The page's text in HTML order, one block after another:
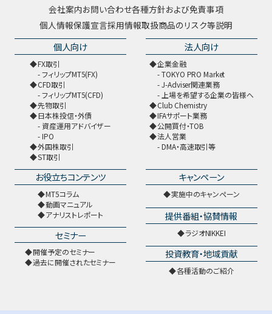
会社案内お問い合わせ各種方針および免責事項
個人情報保護宣言採用情報取扱商品のリスク等説明
個人向け
FX取引
フィリップMT5(FX)
CFD取引
フィリップMT5(CFD)
先物取引
日本株投信・外債
資産運用アドバイザー
IPO
外国株取引
ST取引
法人向け
企業金融
TOKYO PRO Market
J-Adviser関連業務
上場を希望する企業の皆様へ
Club Chemistry
IFAサポート業務
公開買付・TOB
法人営業
DMA・高速取引等
お役立ちコンテンツ
MT5コラム
動画マニュアル
アナリストレポート
セミナー
開催予定のセミナー
過去に開催されたセミナー
キャンペーン
実施中のキャンペーン
提供番組・協賛情報
ラジオNIKKEI
投資教育・地域貢献
各種活動のご紹介